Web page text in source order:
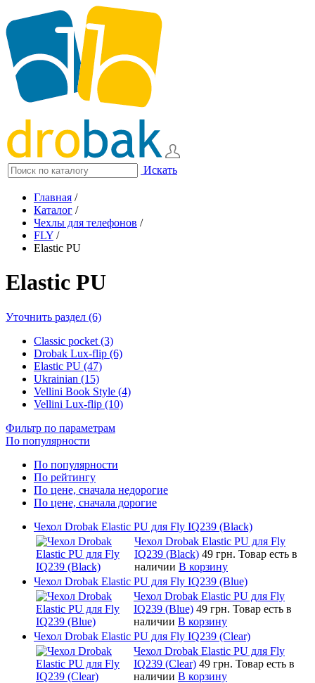
Искать
Главная /
Каталог /
Чехлы для телефонов /
FLY /
Elastic PU
Elastic PU
Уточнить раздел (6)
Classic pocket (3)
Drobak Lux-flip (6)
Elastic PU (47)
Ukrainian (15)
Vellini Book Style (4)
Vellini Lux-flip (10)
Фильтр по параметрам
По популярности
По популярности
По рейтингу
По цене, сначала недорогие
По цене, сначала дорогие
Чехол Drobak Elastic PU для Fly IQ239 (Black)
Чехол Drobak Elastic PU для Fly
IQ239 (Black) 49 грн. Товар есть в
наличии В корзину
Чехол Drobak Elastic PU для Fly IQ239 (Blue)
Чехол Drobak Elastic PU для Fly
IQ239 (Blue) 49 грн. Товар есть в
наличии В корзину
Чехол Drobak Elastic PU для Fly IQ239 (Clear)
Чехол Drobak Elastic PU для Fly
IQ239 (Clear) 49 грн. Товар есть в
наличии В корзину